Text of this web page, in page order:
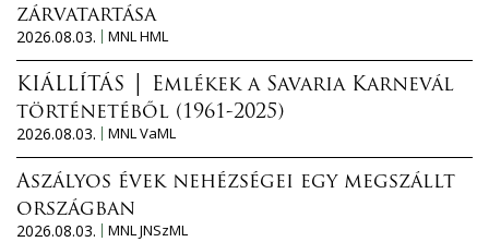
zárvatartása
2026.08.03.
MNL HML
KIÁLLÍTÁS │ Emlékek a Savaria Karnevál
történetéből (1961-2025)
2026.08.03.
MNL VaML
Aszályos évek nehézségei egy megszállt
országban
2026.08.03.
MNL JNSzML